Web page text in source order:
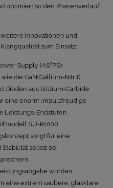
optimiert so den Phasenverlauf
Innovationen und
zum Einsatz:
Supply (AS²PS):
die GaN(Gallium-Nitrit)
Dioden aus Silizium-Carbide
eine enorm impulsfreudige
Leistungs-Endstufen.
SU-R1000
sorgt für eine
selbst bei
wurden
eine extrem saubere, glasklare